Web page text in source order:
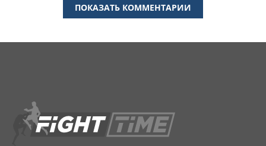
ПОКАЗАТЬ КОММЕНТАРИИ